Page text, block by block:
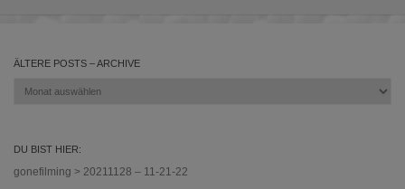
ÄLTERE POSTS – ARCHIVE
Ältere
DU BIST HIER:
gonefilming > 20211128 – 11-21-22